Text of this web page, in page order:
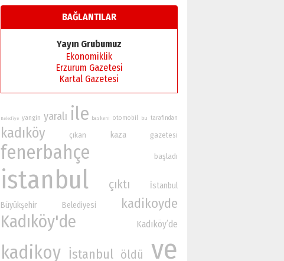
BAĞLANTILAR
Yayın Grubumuz
Ekonomiklik
Erzurum Gazetesi
Kartal Gazetesi
Belediye yangin yaralı ile baskani otomobil bu tarafından
kadıköy çıkan kaza gazetesi
fenerbahçe başladı
istanbul çıktı
İstanbul
Büyükşehir Belediyesi
kadikoyde
Kadıköy'de Kadıköy’de
kadikoy İstanbul öldü ve